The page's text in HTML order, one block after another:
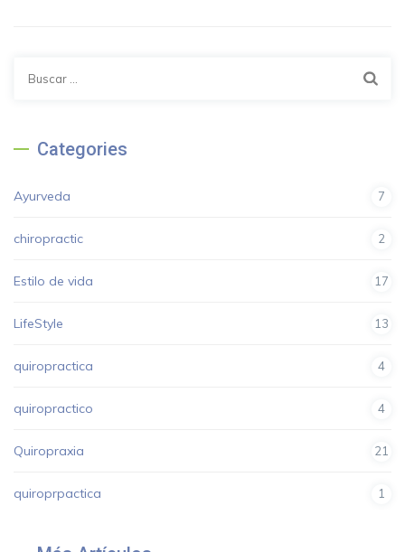
Categories
Ayurveda 7
chiropractic 2
Estilo de vida 17
LifeStyle 13
quiropractica 4
quiropractico 4
Quiropraxia 21
quiroprpactica 1